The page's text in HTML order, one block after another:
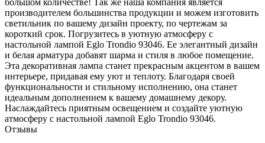
большом количестве! Так же наша компания является
производителем большинства продукции и можем изготовить
светильник по вашему дизайн проекту, по чертежам за
короткий срок. Погрузитесь в уютную атмосферу с
настольной лампой Eglo Trondio 93046. Ее элегантный дизайн
и белая арматура добавят шарма и стиля в любое помещение.
Эта декоративная лампа станет прекрасным акцентом в вашем
интерьере, придавая ему уют и теплоту. Благодаря своей
функциональности и стильному исполнению, она станет
идеальным дополнением к вашему домашнему декору.
Наслаждайтесь приятным освещением и создайте уютную
атмосферу с настольной лампой Eglo Trondio 93046.
Отзывы